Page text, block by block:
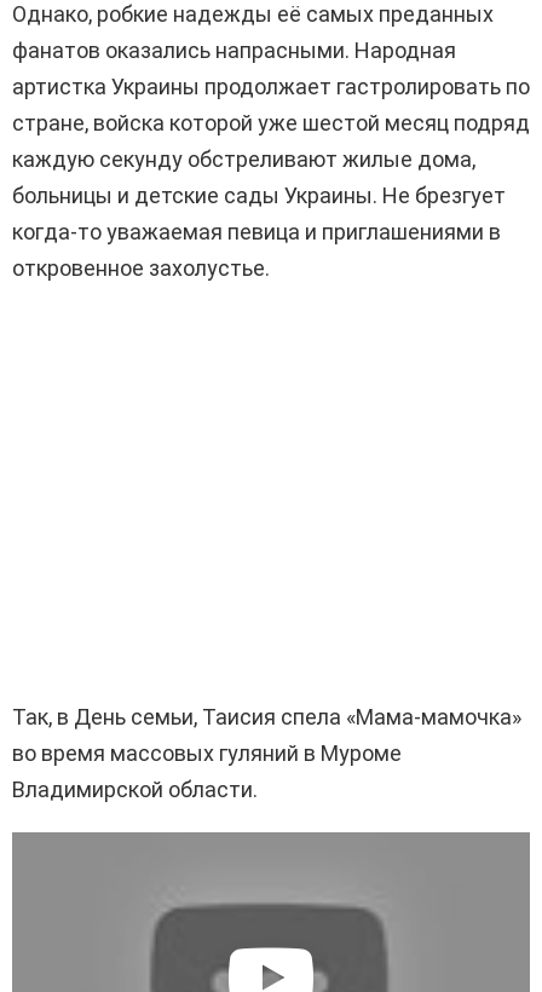
Однако, робкие надежды её самых преданных
фанатов оказались напрасными. Народная
артистка Украины продолжает гастролировать по
стране, войска которой уже шестой месяц подряд
каждую секунду обстреливают жилые дома,
больницы и детские сады Украины. Не брезгует
когда-то уважаемая певица и приглашениями в
откровенное захолустье.
Так, в День семьи, Таисия спела «Мама-мамочка»
во время массовых гуляний в Муроме
Владимирской области.